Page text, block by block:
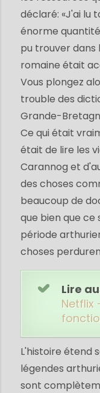
déclaré: «J'ai lu
énorme
pu trouver
romaine était
Vous plongez
trouble des
Grande-
Ce qui était
était de lire les
Carannog et
des choses
beaucoup de
que bien que ce
période
choses
Lire
Netflix
L'histoire étend
légendes
sont